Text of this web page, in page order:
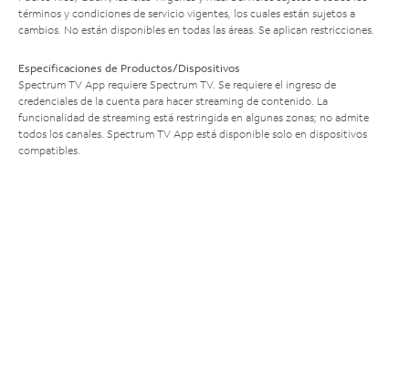
términos y condiciones de servicio vigentes, los cuales están sujetos a
cambios. No están disponibles en todas las áreas. Se aplican restricciones.
Especificaciones de Productos/Dispositivos
Spectrum TV App requiere Spectrum TV. Se requiere el ingreso de
credenciales de la cuenta para hacer streaming de contenido. La
funcionalidad de streaming está restringida en algunas zonas; no admite
todos los canales. Spectrum TV App está disponible solo en dispositivos
compatibles.